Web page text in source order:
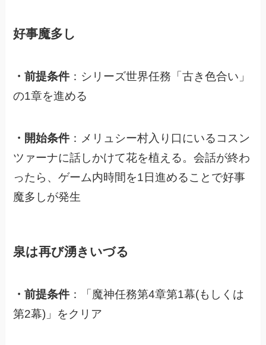
好事魔多し
・前提条件 ：シリーズ世界任務「古き色合い」
の1章を進める
・開始条件 ：メリュシー村入り口にいるコスン
ツァーナに話しかけて花を植える。会話が終わ
ったら、ゲーム内時間を1日進めることで好事
魔多しが発生
泉は再び湧きいづる
・前提条件 ：「魔神任務第4章第1幕(もしくは
第2幕)」をクリア